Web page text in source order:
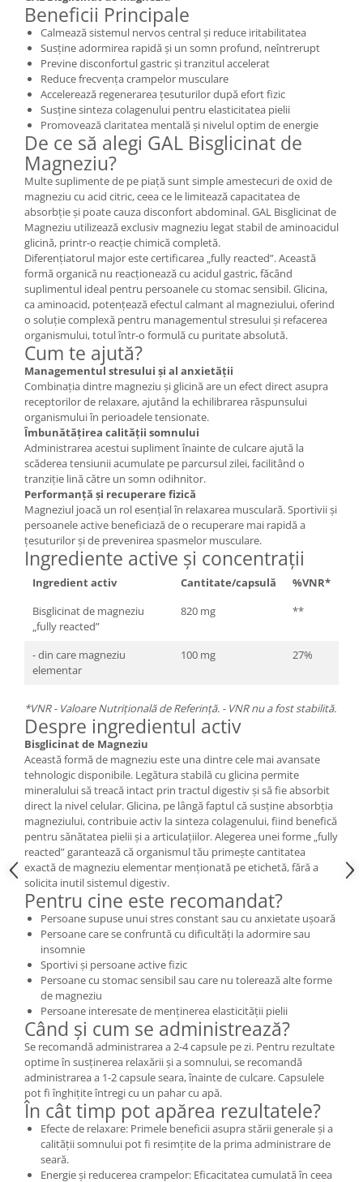
Beneficii Principale
Calmează sistemul nervos central și reduce iritabilitatea
Susține adormirea rapidă și un somn profund, neîntrerupt
Previne disconfortul gastric și tranzitul accelerat
Reduce frecvența crampelor musculare
Accelerează regenerarea țesuturilor după efort fizic
Susține sinteza colagenului pentru elasticitatea pielii
Promovează claritatea mentală și nivelul optim de energie
De ce să alegi GAL Bisglicinat de
Magneziu?
Multe suplimente de pe piață sunt simple amestecuri de oxid de
magneziu cu acid citric, ceea ce le limitează capacitatea de
absorbție și poate cauza disconfort abdominal. GAL Bisglicinat de
Magneziu utilizează exclusiv magneziu legat stabil de aminoacidul
glicină, printr-o reacție chimică completă.
Diferențiatorul major este certificarea „fully reacted”. Această
formă organică nu reacționează cu acidul gastric, făcând
suplimentul ideal pentru persoanele cu stomac sensibil. Glicina,
ca aminoacid, potențează efectul calmant al magneziului, oferind
o soluție complexă pentru managementul stresului și refacerea
organismului, totul într-o formulă cu puritate absolută.
Cum te ajută?
Managementul stresului și al anxietății
Combinația dintre magneziu și glicină are un efect direct asupra
receptorilor de relaxare, ajutând la echilibrarea răspunsului
organismului în perioadele tensionate.
Îmbunătățirea calității somnului
Administrarea acestui supliment înainte de culcare ajută la
scăderea tensiunii acumulate pe parcursul zilei, facilitând o
tranziție lină către un somn odihnitor.
Performanță și recuperare fizică
Magneziul joacă un rol esențial în relaxarea musculară. Sportivii și
persoanele active beneficiază de o recuperare mai rapidă a
țesuturilor și de prevenirea spasmelor musculare.
Ingrediente active și concentrații
Ingredient activ Cantitate/capsulă
%VNR*
Bisglicinat de magneziu
„fully reacted”
820 mg **
- din care magneziu
elementar
100 mg 27%
*VNR - Valoare Nutrițională de Referință. - VNR nu a fost stabilită.
Despre ingredientul activ
Bisglicinat de Magneziu
Această formă de magneziu este una dintre cele mai avansate
tehnologic disponibile. Legătura stabilă cu glicina permite
mineralului să treacă intact prin tractul digestiv și să fie absorbit
direct la nivel celular. Glicina, pe lângă faptul că susține absorbția
magneziului, contribuie activ la sinteza colagenului, fiind benefică
pentru sănătatea pielii și a articulațiilor. Alegerea unei forme „fully
reacted” garantează că organismul tău primește cantitatea
exactă de magneziu elementar menționată pe etichetă, fără a
solicita inutil sistemul digestiv.
Pentru cine este recomandat?
Persoane supuse unui stres constant sau cu anxietate ușoară
Persoane care se confruntă cu dificultăți la adormire sau
insomnie
Sportivi și persoane active fizic
Persoane cu stomac sensibil sau care nu tolerează alte forme
de magneziu
Persoane interesate de menținerea elasticității pielii
Când și cum se administrează?
Se recomandă administrarea a 2-4 capsule pe zi. Pentru rezultate
optime în susținerea relaxării și a somnului, se recomandă
administrarea a 1-2 capsule seara, înainte de culcare. Capsulele
pot fi înghițite întregi cu un pahar cu apă.
În cât timp pot apărea rezultatele?
Efecte de relaxare: Primele beneficii asupra stării generale și a
calității somnului pot fi resimțite de la prima administrare de
seară.
Energie și reducerea crampelor: Eficacitatea cumulată în ceea